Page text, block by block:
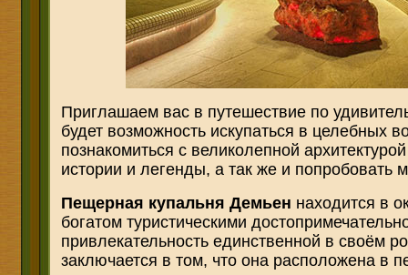
Приглашаем вас в путешествие по
будет возможность искупаться в целебных
познакомиться с великолепной
истории и легенды, а так же и попробовать
Пещерная купальня Демьен находится в
богатом туристическими
привлекательность единственной в своём
заключается в том, что она расположена в